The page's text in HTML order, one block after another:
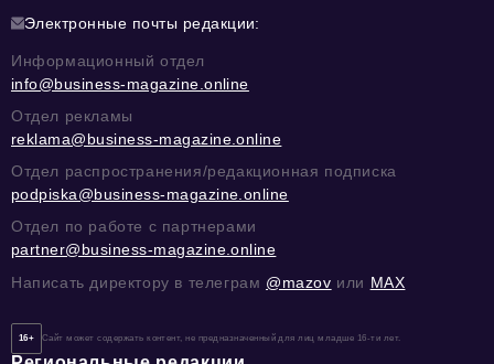
Электронные почты редакции:
Информационный отдел
info@business-magazine.online
Отдел рекламы
reklama@business-magazine.online
Отдел распространения/редакционная подписка
podpiska@business-magazine.online
Отдел по работе с партнерами
partner@business-magazine.online
Написать директору в телеграм @mazov или MAX
16+ Сайт может содержать контент, не предназначенный для лиц младше 16-ти лет.